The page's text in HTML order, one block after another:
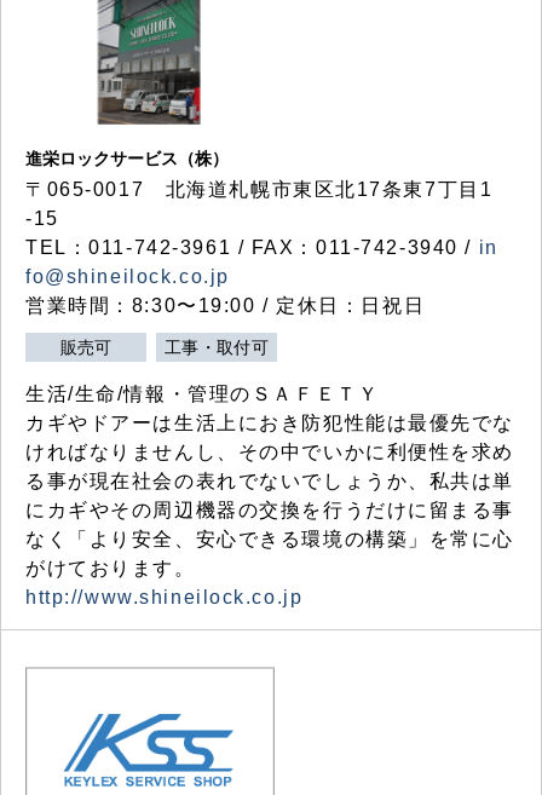
進栄ロックサービス（株）
〒065-0017 北海道札幌市東区北17条東7丁目1
-15
TEL：011-742-3961 / FAX：011-742-3940 / in
fo@shineilock.co.jp
営業時間：8:30〜19:00 / 定休日：日祝日
販売可 工事・取付可
生活/生命/情報・管理のＳＡＦＥＴＹ
カギやドアーは生活上におき防犯性能は最優先でな
ければなりませんし、その中でいかに利便性を求め
る事が現在社会の表れでないでしょうか、私共は単
にカギやその周辺機器の交換を行うだけに留まる事
なく「より安全、安心できる環境の構築」を常に心
がけております。
http://www.shineilock.co.jp